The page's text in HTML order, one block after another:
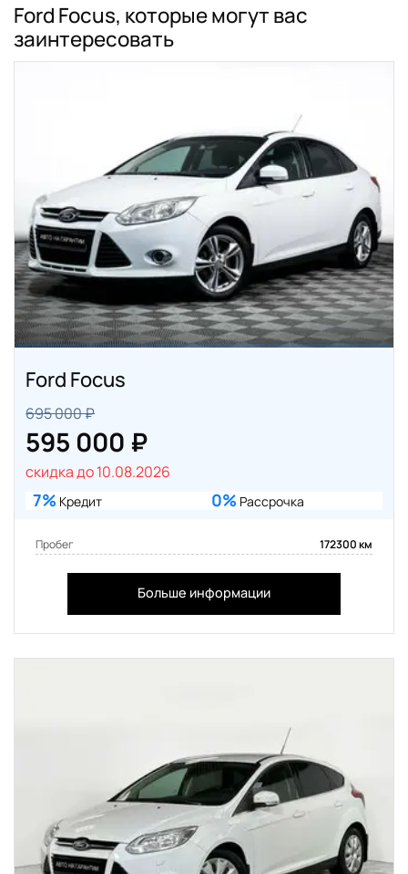
Ford Focus, которые могут вас
заинтересовать
Ford Focus
695 000 ₽
595 000 ₽
скидка до 10.08.2026
7% Кредит 0% Рассрочка
Пробег 172300 км
Больше информации